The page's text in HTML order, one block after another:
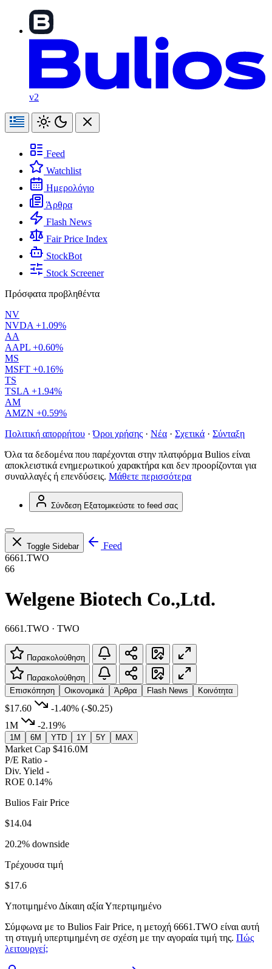
v2
Feed
Watchlist
Ημερολόγιο
Άρθρα
Flash News
Fair Price Index
StockBot
Stock Screener
Πρόσφατα προβληθέντα
NV
NVDA +1.09%
AA
AAPL +0.60%
MS
MSFT +0.16%
TS
TSLA +1.94%
AM
AMZN +0.59%
Πολιτική απορρήτου · Όροι χρήσης · Νέα · Σχετικά · Σύνταξη
Όλα τα δεδομένα που παρέχονται στην πλατφόρμα Bulios είναι
αποκλειστικά ενημερωτικού χαρακτήρα και δεν προορίζονται για
συναλλαγές ή επενδύσεις. Μάθετε περισσότερα
Σύνδεση Εξατομικεύστε το feed σας
Toggle Sidebar
Feed
6661.TWO
66
Welgene Biotech Co.,Ltd.
6661.TWO · TWO
Παρακολούθηση
Παρακολούθηση
Επισκόπηση
Οικονομικά Άρθρα Flash News Κοινότητα
$17.60 -1.40% (-$0.25)
1M
-2.19%
1M 6M YTD 1Y 5Y MAX
Market Cap $416.0M
P/E Ratio -
Div. Yield -
ROE 0.14%
Bulios Fair Price
$14.04
20.2% downside
Τρέχουσα τιμή
$17.6
Υποτιμημένο Δίκαιη αξίαΥπερτιμημένο
Σύμφωνα με το Bulios Fair Price, η μετοχή 6661.TWO είναι αυτή
τη στιγμή υπερτιμημένη σε σχέση με την αγοραία τιμή της. Πώς
λειτουργεί;